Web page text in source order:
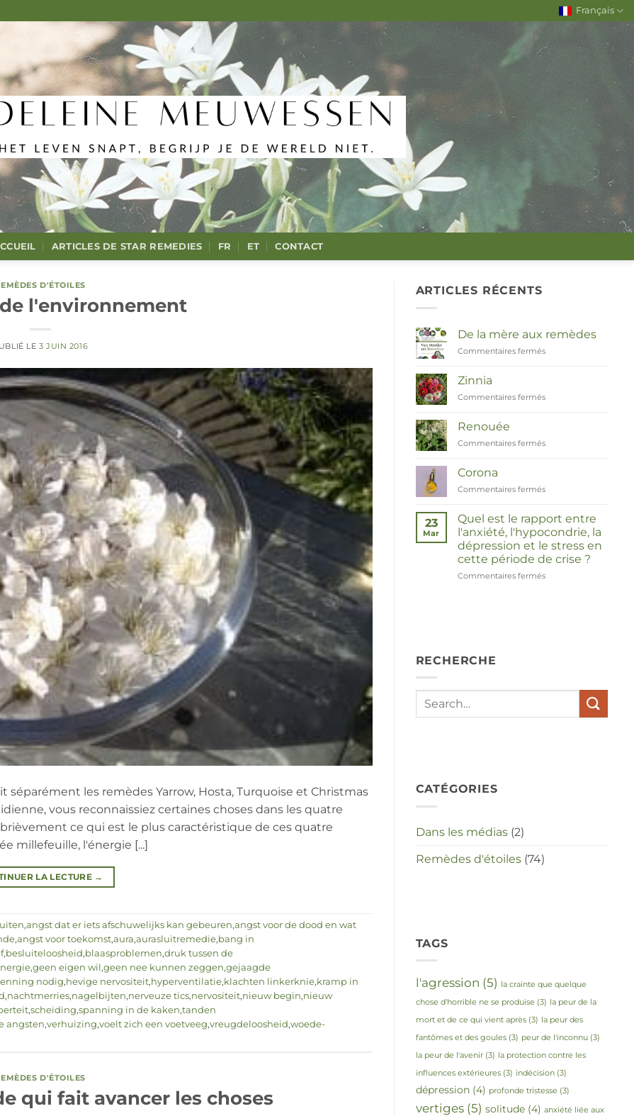
Français
ARTICLES DE STAR REMEDIES FR ET CONTACT
D'ÉTOILES
l'environnement
LE 3 JUIN 2016
les remèdes Yarrow, Hosta, Turquoise et Christmas
vous reconnaissiez certaines choses dans les quatre
ce qui est le plus caractéristique de ces quatre
millefeuille, l'énergie [...]
LA LECTURE →
,angst dat er iets afschuwelijks kan gebeuren,angst voor de dood en wat
,angst voor toekomst,aura,aurasluitremedie,bang in
,besluiteloosheid,blaasproblemen,druk tussen de
,geen eigen wil,geen nee kunnen zeggen,gejaagde
nodig,hevige nervositeit,hyperventilatie,klachten linkerknie,kramp in
,nachtmerries,nagelbijten,nerveuze tics,nervositeit,nieuw begin,nieuw
,scheiding,spanning in de kaken,tanden
angsten,verhuizing,voelt zich een voetveeg,vreugdeloosheid,woede-
D'ÉTOILES
qui fait avancer les choses
ARTICLES RÉCENTS
De la mère aux remèdes
Commentaires ferméssur
Remedies
Zinnia
Commentaires ferméssur
Renouée
Commentaires ferméssur
Corona
Commentaires ferméssur
23
Mar
Quel est le rapport entre
l'anxiété, l'hypocondrie, la
dépression et le stress en
cette période de crise ?
Commentaires ferméssur
in
RECHERCHE
CATÉGORIES
Dans les médias(2)
Remèdes d'étoiles(74)
TAGS
l'agression (5)
la crainte que quelque
chose d'horrible ne se produise (3)
la peur de la
mort et de ce qui vient après(3)
la peur des
fantômes et des goules(3) peur de l'inconnu(3)
la peur de l'avenir(3)
la protection contre les
influences extérieures(3) indécision(3)
dépression(4) profonde tristesse (3)
vertiges(5) solitude(4) anxiété liée aux